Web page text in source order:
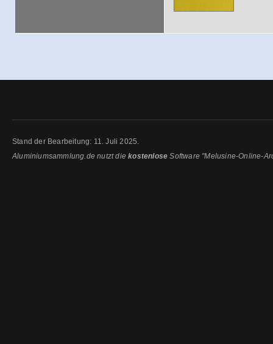
Stand der Bearbeitung: 11. Juli 2025.
Aluminiumsammlung.de nutzt diekostenlose Software "Melusine-Online-